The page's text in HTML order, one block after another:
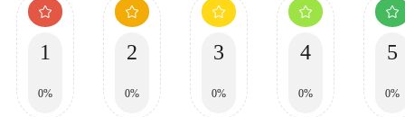
1
0%
2
0%
3
0%
4
0%
5
0%